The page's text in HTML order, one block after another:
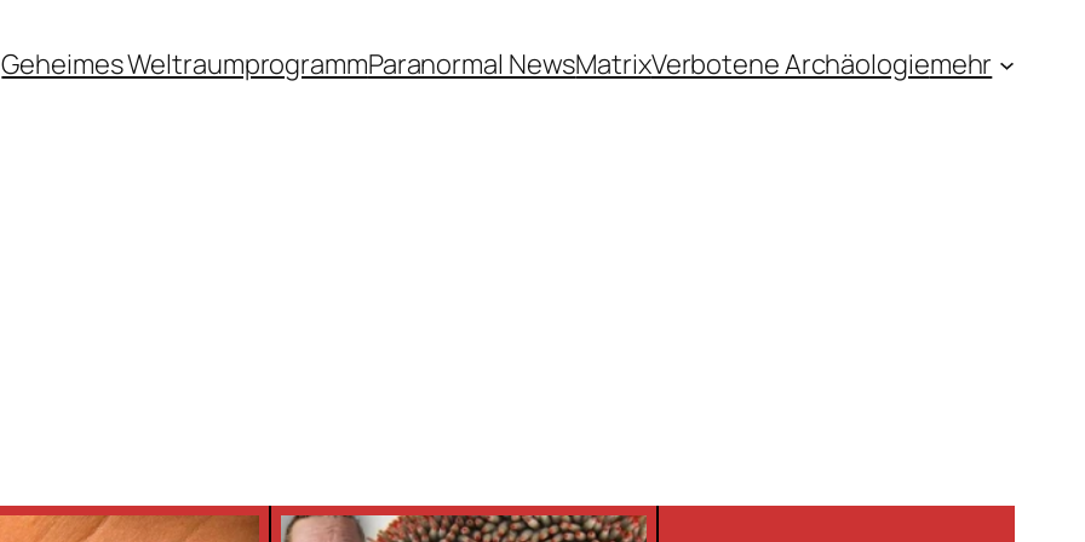
Geheimes WeltraumprogrammParanormal NewsMatrixVerbotene Archäologiemehr